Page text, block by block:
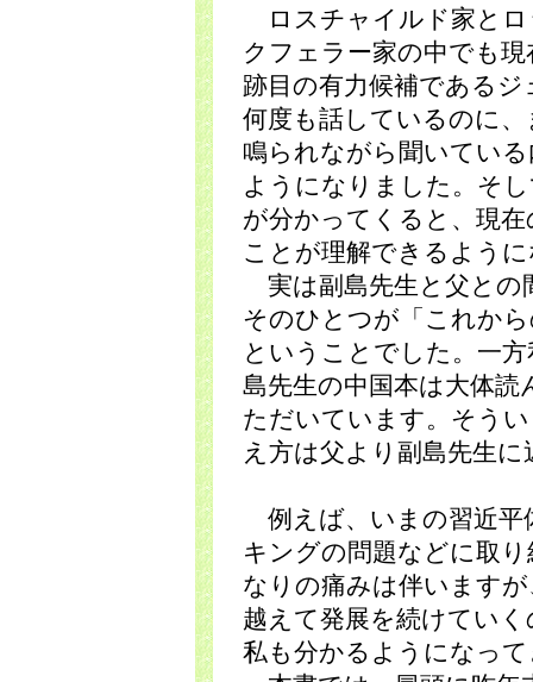
ロスチャイルド家とロ
クフェラー家の中でも
跡目の有力候補である
何度も話しているのに
鳴られながら聞いてい
ようになりました。そ
が分かってくると、現
ことが理解できるよう
実は副島先生と父との
そのひとつが「これか
ということでした。一
島先生の中国本は大体
ただいています。そう
え方は父より副島先生
例えば、いまの習近平
キングの問題などに取
なりの痛みは伴います
越えて発展を続けてい
私も分かるようになっ